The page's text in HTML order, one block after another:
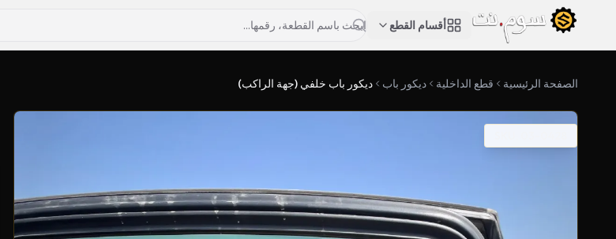
أقسام القطع
الصفحة الرئيسية قطع الداخلية ديكور باب ديكور باب خلفي (جهة الراكب)